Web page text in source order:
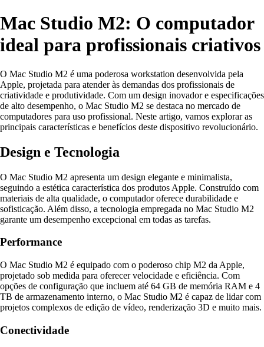
Mac Studio M2: O computador
ideal para profissionais criativos
O Mac Studio M2 é uma poderosa workstation desenvolvida pela
Apple, projetada para atender às demandas dos profissionais de
criatividade e produtividade. Com um design inovador e especificações
de alto desempenho, o Mac Studio M2 se destaca no mercado de
computadores para uso profissional. Neste artigo, vamos explorar as
principais características e benefícios deste dispositivo revolucionário.
Design e Tecnologia
O Mac Studio M2 apresenta um design elegante e minimalista,
seguindo a estética característica dos produtos Apple. Construído com
materiais de alta qualidade, o computador oferece durabilidade e
sofisticação. Além disso, a tecnologia empregada no Mac Studio M2
garante um desempenho excepcional em todas as tarefas.
Performance
O Mac Studio M2 é equipado com o poderoso chip M2 da Apple,
projetado sob medida para oferecer velocidade e eficiência. Com
opções de configuração que incluem até 64 GB de memória RAM e 4
TB de armazenamento interno, o Mac Studio M2 é capaz de lidar com
projetos complexos de edição de vídeo, renderização 3D e muito mais.
Conectividade